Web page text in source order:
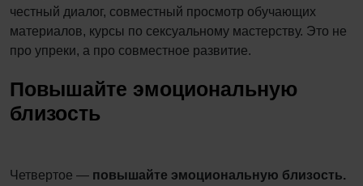
честный диалог, совместный просмотр обучающих
материалов, курсы по сексуальному мастерству. Это не
про упреки, а про совместное развитие.
Повышайте эмоциональную
близость
Четвертое — повышайте эмоциональную близость.